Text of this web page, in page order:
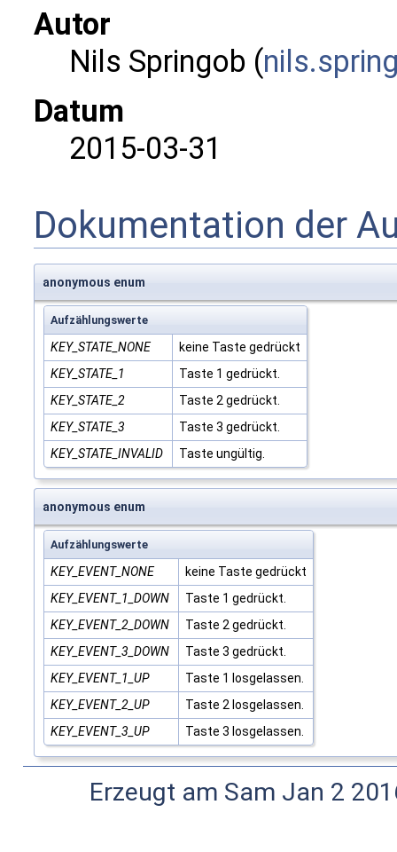
Autor
Nils Springob (nils.spri
Datum
2015-03-31
Dokumentation der
anonymous enum
Aufzählungswerte
KEY_STATE_NONE
keine Taste gedrückt
KEY_STATE_1
Taste 1 gedrückt.
KEY_STATE_2
Taste 2 gedrückt.
KEY_STATE_3
Taste 3 gedrückt.
KEY_STATE_INVALID
Taste ungültig.
anonymous enum
Aufzählungswerte
KEY_EVENT_NONE
keine Taste gedrückt
KEY_EVENT_1_DOWN
Taste 1 gedrückt.
KEY_EVENT_2_DOWN
Taste 2 gedrückt.
KEY_EVENT_3_DOWN
Taste 3 gedrückt.
KEY_EVENT_1_UP
Taste 1 losgelassen.
KEY_EVENT_2_UP
Taste 2 losgelassen.
KEY_EVENT_3_UP
Taste 3 losgelassen.
Erzeugt am Sam Jan 2